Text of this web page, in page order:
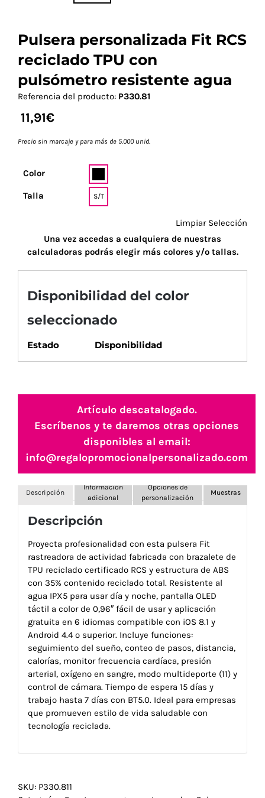
Pulsera personalizada Fit RCS
reciclado TPU con
pulsómetro resistente agua
Referencia del producto: P330.81
11,91€
Precio sin marcaje y para más de 5.000 unid.
Color
Talla S/T
Limpiar Selección
Una vez accedas a cualquiera de nuestras
calculadoras podrás elegir más colores y/o tallas.
Disponibilidad del color
seleccionado
Estado Disponibilidad
Artículo descatalogado.
Escríbenos y te daremos otras opciones
disponibles al email:
info@regalopromocionalpersonalizado.com
Descripción
Información
adicional
Opciones de
personalización
Muestras
Descripción
Proyecta profesionalidad con esta pulsera Fit
rastreadora de actividad fabricada con brazalete de
TPU reciclado certificado RCS y estructura de ABS
con 35% contenido reciclado total. Resistente al
agua IPX5 para usar día y noche, pantalla OLED
táctil a color de 0,96″ fácil de usar y aplicación
gratuita en 6 idiomas compatible con iOS 8.1 y
Android 4.4 o superior. Incluye funciones:
seguimiento del sueño, conteo de pasos, distancia,
calorías, monitor frecuencia cardíaca, presión
arterial, oxígeno en sangre, modo multideporte (11) y
control de cámara. Tiempo de espera 15 días y
trabajo hasta 7 días con BT5.0. Ideal para empresas
que promueven estilo de vida saludable con
tecnología reciclada.
SKU: P330.811